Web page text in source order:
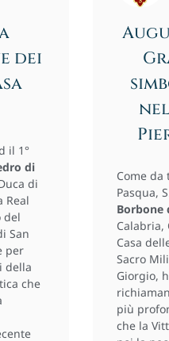
dei
il 1°
di
di
Real
del
San
per
della
che
Come da
Pasqua,
Borbone
Calabria,
Casa
Sacro
Giorgio,
più
che la